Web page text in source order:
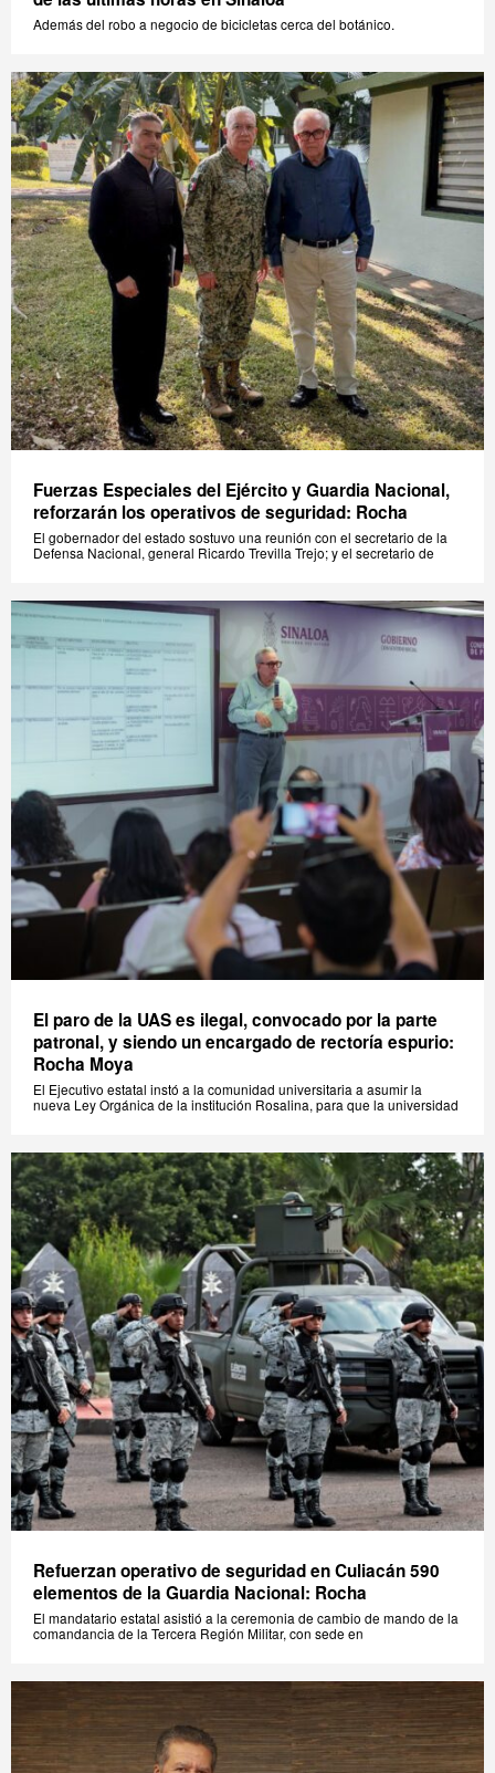
Además del robo a negocio de bicicletas cerca del botánico.
Fuerzas Especiales del Ejército y Guardia Nacional,
reforzarán los operativos de seguridad: Rocha
El gobernador del estado sostuvo una reunión con el secretario de la
Defensa Nacional, general Ricardo Trevilla Trejo; y el secretario de
El paro de la UAS es ilegal, convocado por la parte
patronal, y siendo un encargado de rectoría espurio:
Rocha Moya
El Ejecutivo estatal instó a la comunidad universitaria a asumir la
nueva Ley Orgánica de la institución Rosalina, para que la universidad
Refuerzan operativo de seguridad en Culiacán 590
elementos de la Guardia Nacional: Rocha
El mandatario estatal asistió a la ceremonia de cambio de mando de la
comandancia de la Tercera Región Militar, con sede en